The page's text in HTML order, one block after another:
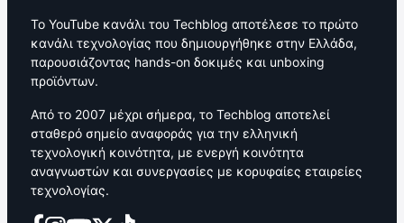
Το YouTube κανάλι του Techblog αποτέλεσε το πρώτο
κανάλι τεχνολογίας που δημιουργήθηκε στην Ελλάδα,
παρουσιάζοντας hands-on δοκιμές και unboxing
προϊόντων.
Από το 2007 μέχρι σήμερα, το Techblog αποτελεί
σταθερό σημείο αναφοράς για την ελληνική
τεχνολογική κοινότητα, με ενεργή κοινότητα
αναγνωστών και συνεργασίες με κορυφαίες εταιρείες
τεχνολογίας.